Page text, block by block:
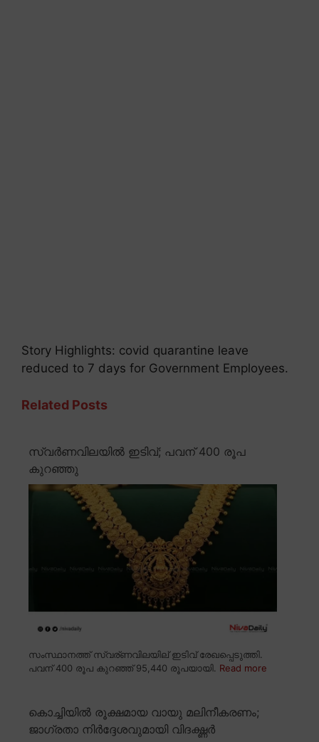
Story Highlights: covid quarantine leave
reduced to 7 days for Government Employees.
Related Posts
സ്വർണവിലയിൽ ഇടിവ്; പവന് 400 രൂപ
കുറഞ്ഞു
സംസ്ഥാനത്ത് സ്വര്ണവിലയില് ഇടിവ് രേഖപ്പെടുത്തി.
പവന് 400 രൂപ കുറഞ്ഞ് 95,440 രൂപയായി. Read more
കൊച്ചിയിൽ രൂക്ഷമായ വായു മലിനീകരണം;
ജാഗ്രതാ നിർദ്ദേശവുമായി വിദഗ്ദ്ധർ